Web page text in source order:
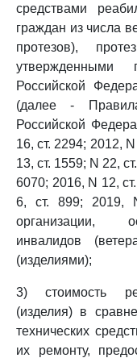
средствами
граждан из числа
протезов),
утвержденными
Российской
(далее -
Российской
16, ст. 2294; 2012,
13, ст. 1559; N 22,
6070; 2016, N 12,
6, ст. 899; 2019,
организации,
инвалидов
(изделиями);
3) стоимость
(изделия) в
технических
их ремонту,